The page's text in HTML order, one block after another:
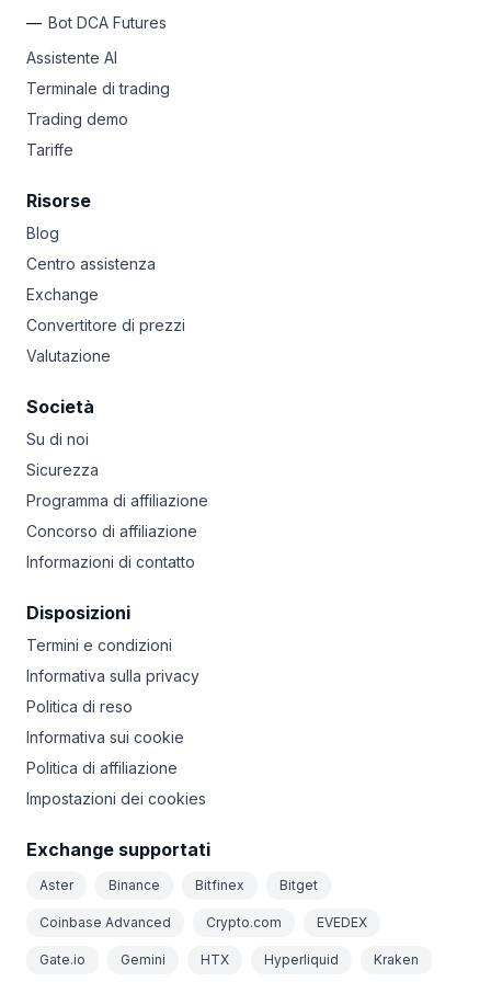
Bot DCA Futures
Assistente AI
Terminale di trading
Trading demo
Tariffe
Risorse
Blog
Centro assistenza
Exchange
Convertitore di prezzi
Valutazione
Società
Su di noi
Sicurezza
Programma di affiliazione
Concorso di affiliazione
Informazioni di contatto
Disposizioni
Termini e condizioni
Informativa sulla privacy
Politica di reso
Informativa sui cookie
Politica di affiliazione
Impostazioni dei cookies
Exchange supportati
Aster Binance Bitfinex Bitget
Coinbase Advanced Crypto.com EVEDEX
Gate.io Gemini HTX Hyperliquid Kraken